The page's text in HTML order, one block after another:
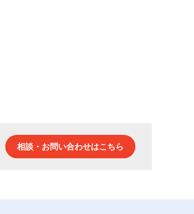
相談・お問い合わせはこちら